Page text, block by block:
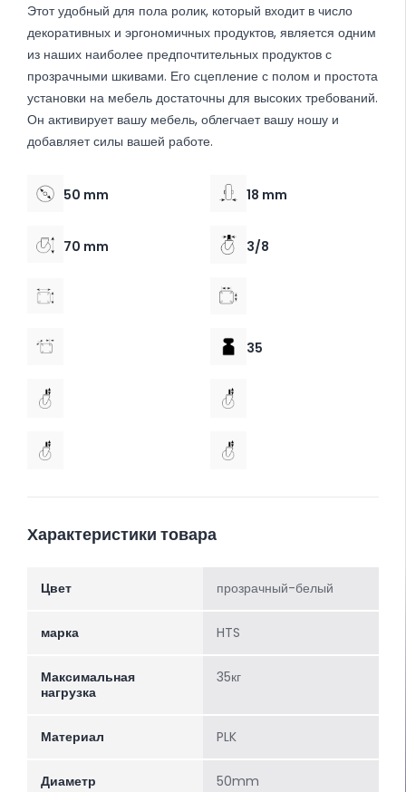
Этот удобный для пола ролик, который входит в число
декоративных и эргономичных продуктов, является одним
из наших наиболее предпочтительных продуктов с
прозрачными шкивами. Его сцепление с полом и простота
установки на мебель достаточны для высоких требований.
Он активирует вашу мебель, облегчает вашу ношу и
добавляет силы вашей работе.
50 mm 18 mm
70 mm 3/8
35
Характеристики товара
Цвет прозрачный-белый
марка HTS
Максимальная
нагрузка
35кг
Материал PLK
Диаметр 50mm